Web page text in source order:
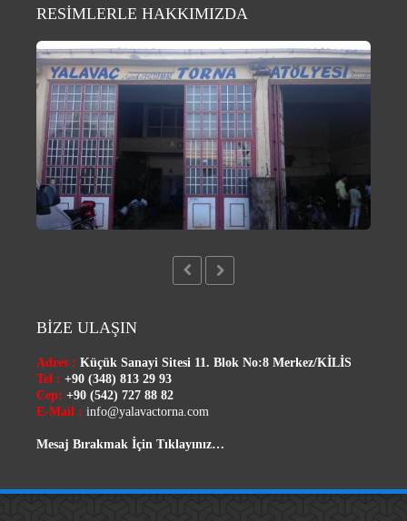
RESİMLERLE HAKKIMIZDA
BİZE ULAŞIN
Adres : Küçük Sanayi Sitesi 11. Blok No:8 Merkez/KİLİS
Tel : +90 (348) 813 29 93
Cep: +90 (542) 727 88 82
E-Mail : info@yalavactorna.com
Mesaj Bırakmak İçin Tıklayınız…